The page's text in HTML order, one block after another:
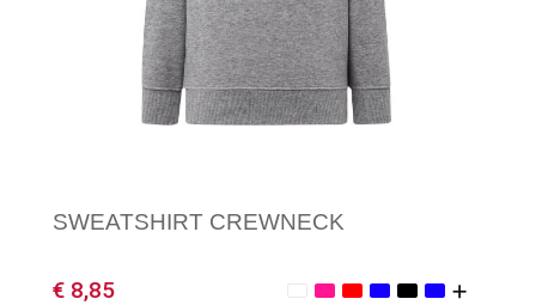
SWEATSHIRT CREWNECK
€ 8,85